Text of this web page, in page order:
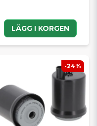
LÄGG I KORGEN
-24%